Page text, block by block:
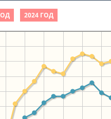
2024 ГОД